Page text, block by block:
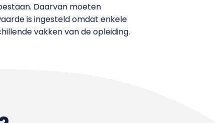
Daarvan moeten
is ingesteld omdat enkele
vakken van de opleiding.